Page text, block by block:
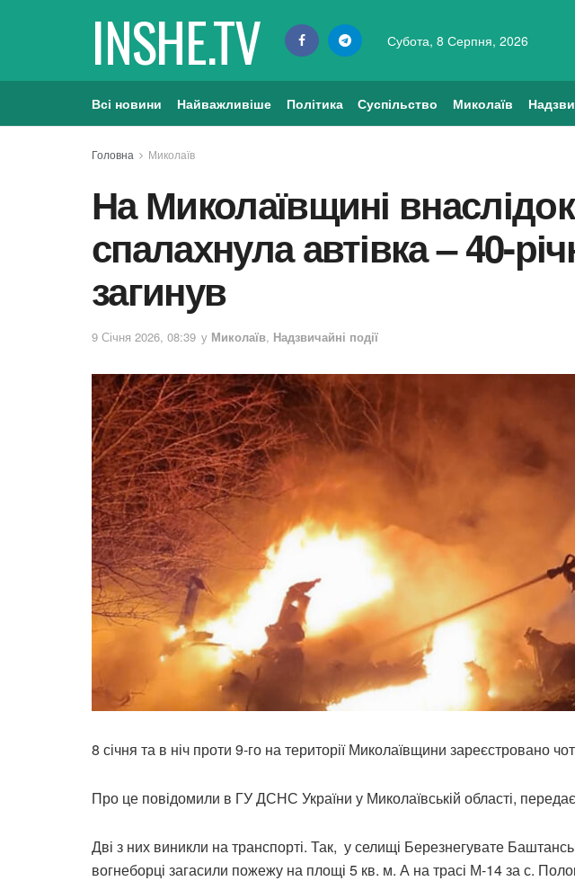
INSHE.TV Субота, 8 Серпня, 2026
Всі новини Найважливіше Політика Суспільство Миколаїв
Головна Миколаїв
На Миколаївщині
спалахнула автівка – 40-
загинув
9 Січня 2026, 08:39 у Миколаїв, Надзвичайні події
8 січня та в ніч проти 9-го на території Миколаївщини зареєстровано
Про це повідомили в ГУ ДСНС України у Миколаївській області,
Дві з них виникли на транспорті. Так, у селищі Березнегувате
вогнеборці загасили пожежу на площі 5 кв. м. А на трасі М-14 за с.